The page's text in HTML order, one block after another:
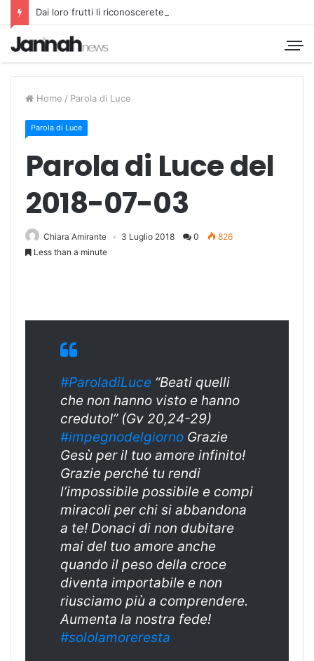
Dai loro frutti li riconoscerete
Home / Parola di Luce
Parola di Luce
Parola di Luce del
2018-07-03
Chiara Amirante 3 Luglio 2018 0
826
Less than a minute
#ParoladiLuce “Beati quelli
che non hanno visto e hanno
creduto!” (Gv 20,24-29)
#impegnodelgiorno Grazie
Gesù per il tuo amore infinito!
Grazie perché tu rendi
l’impossibile possibile e compi
miracoli per chi si abbandona
a te! Donaci di non dubitare
mai del tuo amore anche
quando il peso della croce
diventa importabile e non
riusciamo più a comprendere.
Aumenta la nostra fede!
#sololamoreresta